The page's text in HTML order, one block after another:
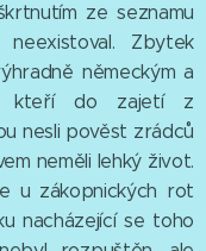
ze seznamu
Zbytek
německým a
kteří do zajetí z
nesli pověst zrádců
neměli lehký život.
u zákopnických rot
nacházející se toho